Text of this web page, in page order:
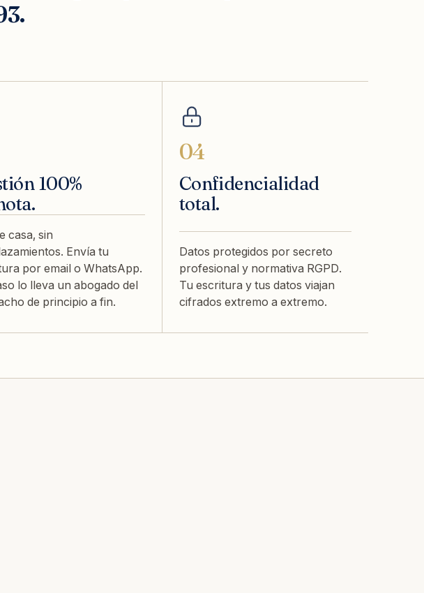
100%
casa, sin
Envía tu
por email o WhatsApp.
lo lleva un abogado del
de principio a fin.
04
Confidencialidad
total.
Datos protegidos por secreto
profesional y normativa RGPD.
Tu escritura y tus datos viajan
cifrados extremo a extremo.